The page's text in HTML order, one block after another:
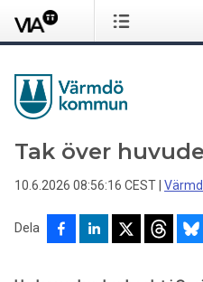
Tak över
10.6.2026 08:56:16 CEST
Dela